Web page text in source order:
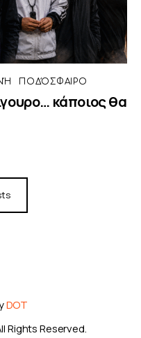
ΠΟΔΌΣΦΑΙΡΟ
κάποιος θα
DOT
Rights Reserved.